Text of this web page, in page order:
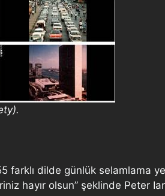
farklı dilde günlük selamlama
hayır olsun” şeklinde Peter